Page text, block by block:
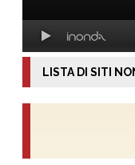
LISTA DI SITI